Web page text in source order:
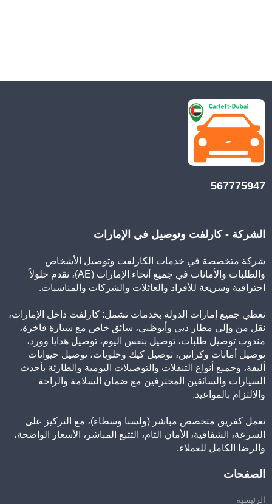
567775947
الشركة - كارلفت وتوصيل في الإمارات
شركة متخصصة في خدمات الكارلفت وتوصيل الأشخاص
والطلبات والأمانات في جميع أنحاء الإمارات (AE)، نقدم حلولاً
احترافية وسريعة للأفراد والعائلات والشركات والمناسبات.
نغطي جميع إمارات الدولة بخدمات تشمل: كارلفت داخل الإمارات،
نقل من وإلى مطار دبي وأبوظبي، سائق خاص مع سيارة فاخرة،
مندوب توصيل طلبات، توصيل بنفس اليوم، توصيل هدايا وورد،
توصيل أمانات وكراتين، توصيل كيك وحلويات، توصيل حيوانات
أليفة، وجميع أنواع التنقلات والتوصيلات اليومية والطارئة بأحدث
السيارات والسائقين المحترفين مع ضمان السلامة والراحة
والالتزام بالمواعيد.
نعمل كفريق متخصص مباشر (ولسنا وسطاء)، مع التركيز على
السرعة، الشفافية، الأمان التام، التتبع المباشر، الأسعار الواضحة،
والرضا الكامل للعملاء.
الصفحات
الرئيسية